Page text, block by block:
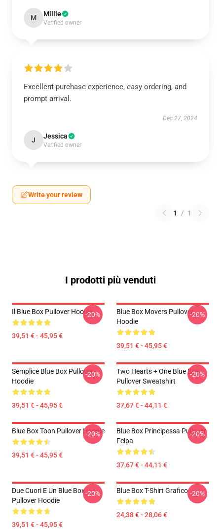
M Millie
Verified owner
Excellent purchase experience, easy ordering, and
prompt arrival.
Dec 27, 2024
J Jessica
Verified owner
Write your review
1 / 1
I prodotti più venduti
Il Blue Box Pullover Hoodie
39,51 € - 45,95 €
-20%
Blue Box Movers Pullover
Hoodie
39,51 € - 45,95 €
-20%
Semplice Blue Box Pullover
Hoodie
39,51 € - 45,95 €
-20%
Two Hearts + One Blue Box
Pullover Sweatshirt
37,67 € - 44,11 €
-20%
Blue Box Toon Pullover Hoodie
39,51 € - 45,95 €
-20%
Blue Box Principessa Pullover
Felpa
37,67 € - 44,11 €
-20%
Due Cuori E Un Blue Box
Pullover Hoodie
39,51 € - 45,95 €
-20% Blue Box T-Shirt Grafico
24,38 € - 28,06 €
-20%